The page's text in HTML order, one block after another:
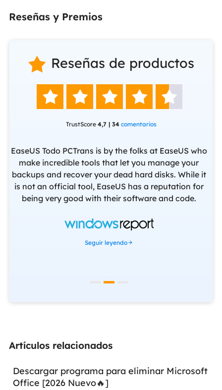
Reseñas y Premios
 Reseñas de productos
    
TrustScore 4,7 | 34 comentarios
EaseUS Todo PCTrans is by the folks at EaseUS who
make incredible tools that let you manage your
backups and recover your dead hard disks. While it
is not an official tool, EaseUS has a reputation for
being very good with their software and code.
Seguir leyendo
Artículos relacionados
Descargar programa para eliminar Microsoft
Office [2026 Nuevo🔥]